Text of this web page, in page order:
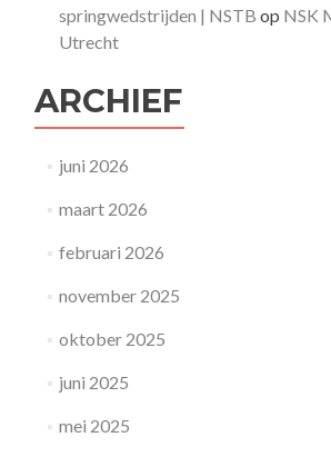
springwedstrijden | NSTB op NSK
Utrecht
ARCHIEF
juni 2026
maart 2026
februari 2026
november 2025
oktober 2025
juni 2025
mei 2025